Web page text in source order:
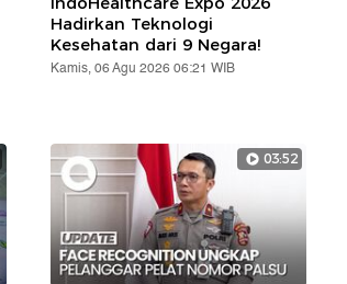
Hadirkan Teknologi
Kesehatan dari 9 Negara!
Kamis, 06 Agu 2026 06:21 WIB
03:52